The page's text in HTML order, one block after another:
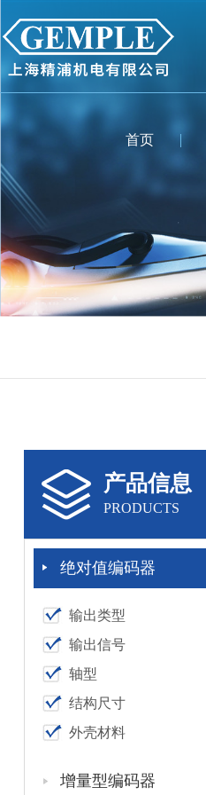
首页
产品信息
PRODUCTS
绝对值编码器
输出类型
输出信号
轴型
结构尺寸
外壳材料
增量型编码器